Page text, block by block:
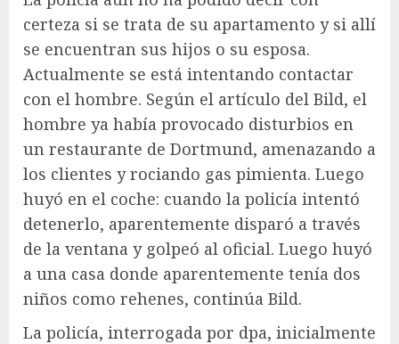
certeza si se trata de su apartamento y si allí
se encuentran sus hijos o su esposa.
Actualmente se está intentando contactar
con el hombre. Según el artículo del Bild, el
hombre ya había provocado disturbios en
un restaurante de Dortmund, amenazando a
los clientes y rociando gas pimienta. Luego
huyó en el coche: cuando la policía intentó
detenerlo, aparentemente disparó a través
de la ventana y golpeó al oficial. Luego huyó
a una casa donde aparentemente tenía dos
niños como rehenes, continúa Bild.
La policía, interrogada por dpa, inicialmente